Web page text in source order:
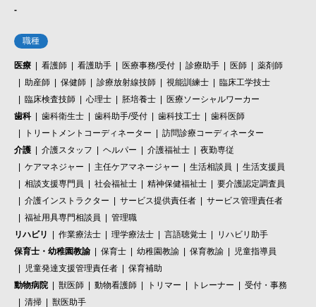
-
職種
医療 看護師 看護助手 医療事務/受付 診療助手 医師
薬剤師
助産師
保健師 診療放射線技師 視能訓練士
臨床工学技士
臨床検査技師
心理士 胚培養士
医療ソーシャルワーカー
歯科
歯科衛生士 歯科助手/受付 歯科技工士
歯科医師
トリートメントコーディネーター
訪問診療コーディネーター
介護
介護スタッフ ヘルパー 介護福祉士
夜勤専従
ケアマネジャー
主任ケアマネージャー 生活相談員
生活支援員
相談支援専門員
社会福祉士 精神保健福祉士
要介護認定調査員
介護インストラクター
サービス提供責任者
サービス管理責任者
福祉用具専門相談員
管理職
リハビリ
作業療法士 理学療法士 言語聴覚士
リハビリ助手
保育士・幼稚園教諭
保育士 幼稚園教諭 保育教諭
児童指導員
児童発達支援管理責任者
保育補助
動物病院
獣医師 動物看護師 トリマー トレーナー
受付・事務
清掃
獣医助手